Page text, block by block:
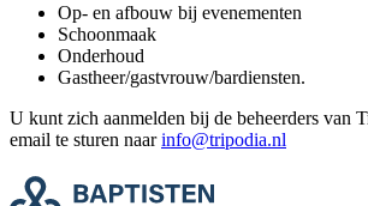
Op- en afbouw bij evenementen
Schoonmaak
Onderhoud
Gastheer/gastvrouw/bardiensten.
U kunt zich aanmelden bij de beheerders van
email te sturen naarinfo@tripodia.nl